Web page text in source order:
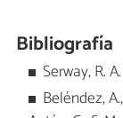
Bibliografía
Serway, R.
Beléndez,